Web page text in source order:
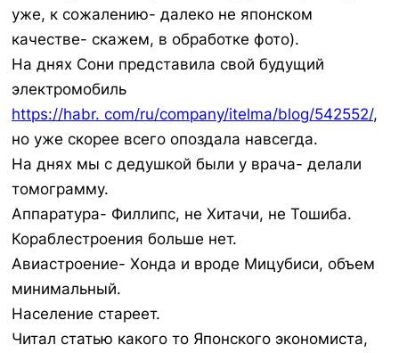
уже, к сожалению- далеко не японском
качестве- скажем, в обработке фото).
На днях Сони представила свой будущий
электромобиль
https://habr. com/ru/company/itelma/blog/542552/,
но уже скорее всего опоздала навсегда.
На днях мы с дедушкой были у врача- делали
томограмму.
Аппаратура- Филлипс, не Хитачи, не Тошиба.
Кораблестроения больше нет.
Авиастроение- Хонда и вроде Мицубиси, объем
минимальный.
Население стареет.
Читал статью какого то Японского экономиста,